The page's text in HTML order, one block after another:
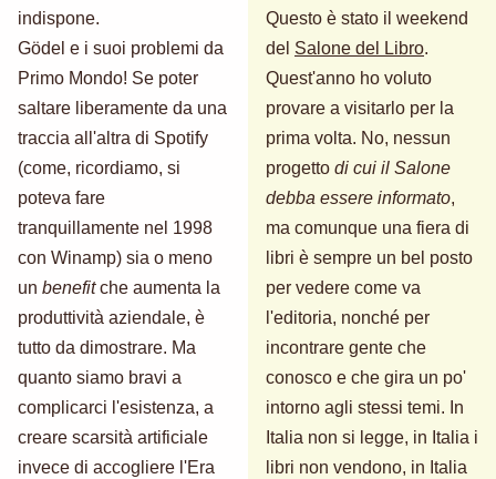
indispone.
Gödel e i suoi problemi da
Primo Mondo! Se poter
saltare liberamente da una
traccia all'altra di Spotify
(come, ricordiamo, si
poteva fare
tranquillamente nel 1998
con Winamp) sia o meno
un benefitche aumenta la
produttività aziendale, è
tutto da dimostrare. Ma
quanto siamo bravi a
complicarci l'esistenza, a
creare scarsità artificiale
invece di accogliere l'Era
Questo è stato il weekend
del Salone del Libro.
Quest'anno ho voluto
provare a visitarlo per la
prima volta. No, nessun
progetto di cui il Salone
debba essere informato,
ma comunque una fiera di
libri è sempre un bel posto
per vedere come va
l'editoria, nonché per
incontrare gente che
conosco e che gira un po'
intorno agli stessi temi. In
Italia non si legge, in Italia i
libri non vendono, in Italia